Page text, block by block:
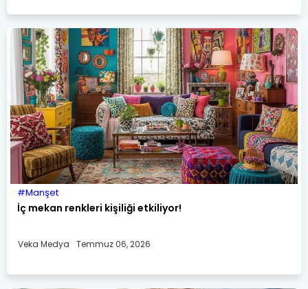
Manşet
İç mekan renkleri kişiliği etkiliyor!
Veka Medya Temmuz 06, 2026